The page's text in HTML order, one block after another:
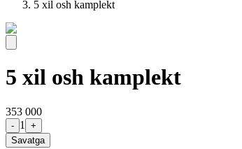
5 xil osh kamplekt
5 xil osh kamplekt
353 000
- 1
+
Savatga